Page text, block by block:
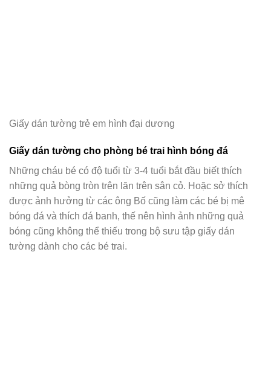
Giấy dán tường trẻ em hình đại dương
Giấy dán tường cho phòng bé trai hình bóng đá
Những cháu bé có độ tuổi từ 3-4 tuổi bắt đầu biết thích
những quả bòng tròn trên lăn trên sân cỏ. Hoặc sở thích
được ảnh hưởng từ các ông Bố cũng làm các bé bị mê
bóng đá và thích đá banh, thế nên hình ảnh những quả
bóng cũng không thể thiếu trong bộ sưu tập giấy dán
tường dành cho các bé trai.